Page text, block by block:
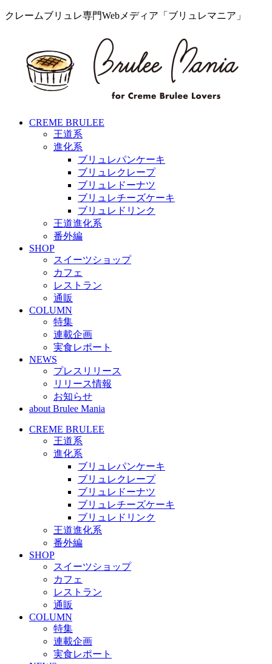
クレームブリュレ専門Webメディア「ブリュレマニア」
CREME BRULEE
王道系
進化系
ブリュレパンケーキ
ブリュレクレープ
ブリュレドーナツ
ブリュレチーズケーキ
ブリュレドリンク
王道進化系
番外編
SHOP
スイーツショップ
カフェ
レストラン
通販
COLUMN
特集
連載企画
実食レポート
NEWS
プレスリリース
リリース情報
お知らせ
about Brulee Mania
CREME BRULEE
王道系
進化系
ブリュレパンケーキ
ブリュレクレープ
ブリュレドーナツ
ブリュレチーズケーキ
ブリュレドリンク
王道進化系
番外編
SHOP
スイーツショップ
カフェ
レストラン
通販
COLUMN
特集
連載企画
実食レポート